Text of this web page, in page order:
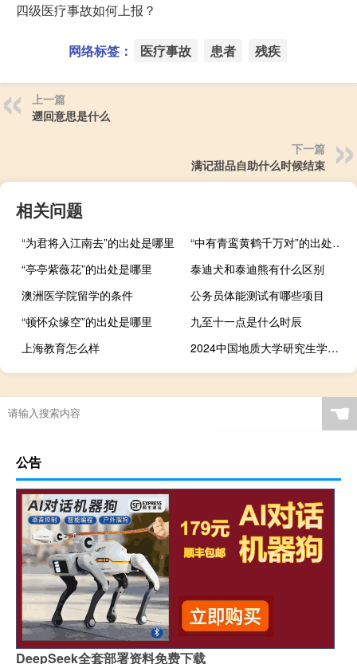
四级医疗事故如何上报？
网络标签： 医疗事故 患者 残疾
上一篇
遡回意思是什么
下一篇
满记甜品自助什么时候结束
相关问题
“为君将入江南去”的出处是哪里
“中有青鸾黄鹤千万对”的出处是哪里
“亭亭紫薇花”的出处是哪里
泰迪犬和泰迪熊有什么区别
澳洲医学院留学的条件
公务员体能测试有哪些项目
“顿怀众缘空”的出处是哪里
九至十一点是什么时辰
上海教育怎么样
2024中国地质大学研究生学费多少钱一年
☚
公告
DeepSeek全套部署资料免费下载